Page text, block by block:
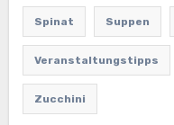
Spinat Suppen
Veranstaltungstipps
Zucchini